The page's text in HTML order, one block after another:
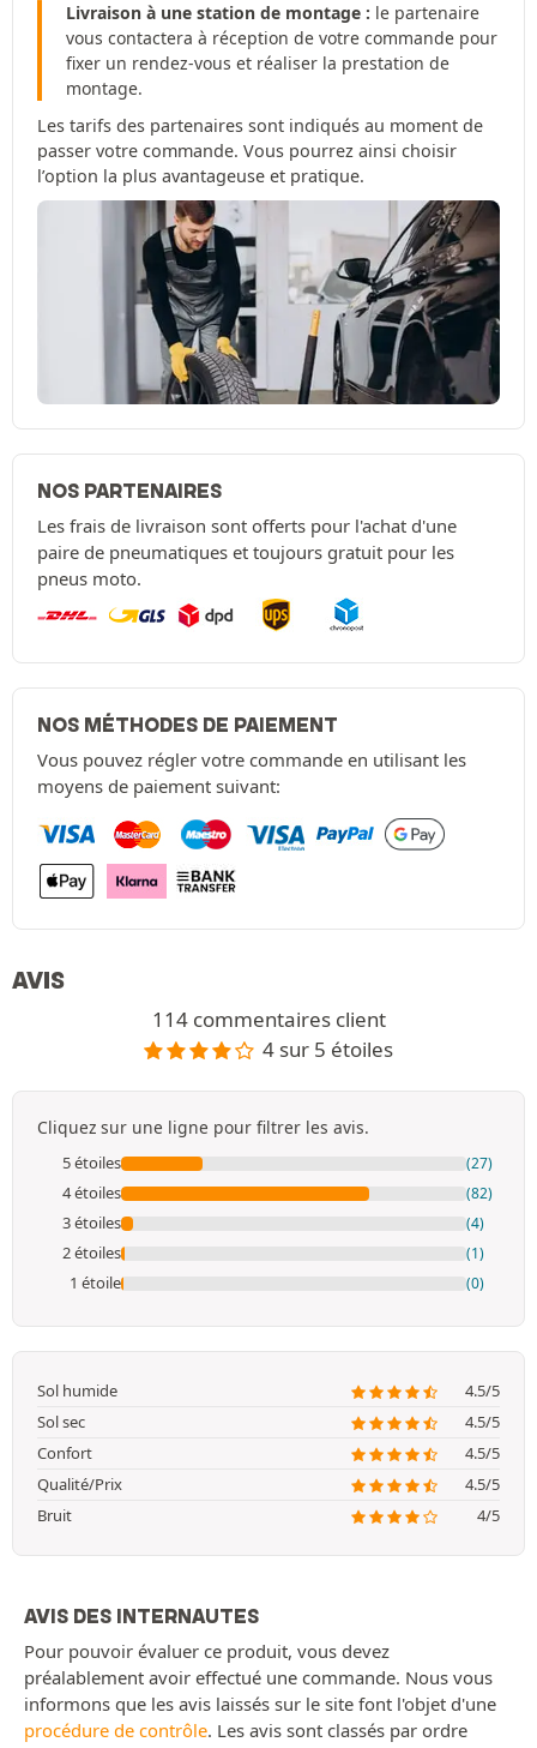
Livraison à une station de montage : le partenaire
vous contactera à réception de votre commande pour
fixer un rendez-vous et réaliser la prestation de
montage.
Les tarifs des partenaires sont indiqués au moment de
passer votre commande. Vous pourrez ainsi choisir
l’option la plus avantageuse et pratique.
NOS PARTENAIRES
Les frais de livraison sont offerts pour l'achat d'une
paire de pneumatiques et toujours gratuit pour les
pneus moto.
NOS MÉTHODES DE PAIEMENT
Vous pouvez régler votre commande en utilisant les
moyens de paiement suivant:
AVIS
114 commentaires client
4 sur 5 étoiles
Cliquez sur une ligne pour filtrer les avis.
5 étoiles (27)
4 étoiles (82)
3 étoiles (4)
2 étoiles (1)
1 étoile (0)
Sol humide
4.5/5
Sol sec
4.5/5
Confort
4.5/5
Qualité/Prix
4.5/5
Bruit
4/5
AVIS DES INTERNAUTES
Pour pouvoir évaluer ce produit, vous devez
préalablement avoir effectué une commande. Nous vous
informons que les avis laissés sur le site font l'objet d'une
procédure de contrôle. Les avis sont classés par ordre